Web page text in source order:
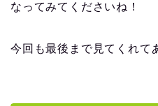
なってみてくださいね！
今回も最後まで見てくれて